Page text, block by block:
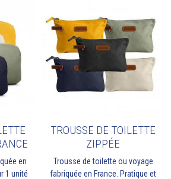
en
1 unité
TROUSSE DE TOILETTE
ZIPPÉE
Trousse de toilette ou voyage
fabriquée en France. Pratique et